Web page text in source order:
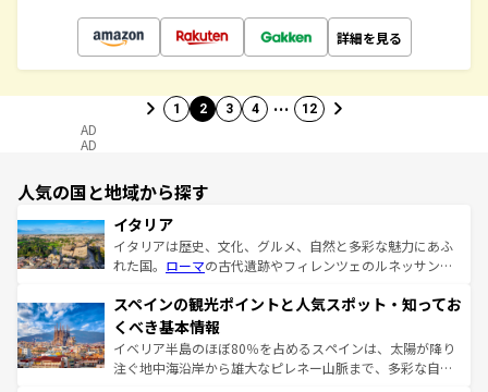
詳細を見る
1 2 3 4 … 12
AD
AD
人気の国と地域から探す
イタリア
イタリアは歴史、文化、グルメ、自然と多彩な魅力にあふ
れた国。 ローマの古代遺跡やフィレンツェのルネッサンス
ろん、トスカーナの美しい田園風景やアマルフィ海岸の絶
景など、自然景観も見逃せない。観光の合間には、本場の
ピザやパスタなど、絶品のイタリア料理を堪能することも
できる。朝目覚めてから夜眠るまで、すべての瞬間を楽し
スペインの観光ポイントと人気スポット・知ってお
くべき基本情報
イベリア半島のほぼ80％を占めるスペインは、太陽が降り
注ぐ地中海沿岸から雄大なピレネー山脈まで、多彩な自然